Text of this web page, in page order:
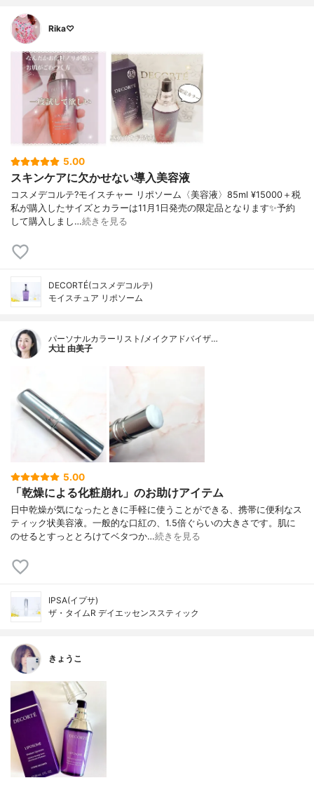
Rika♡
5.00
スキンケアに欠かせない導入美容液
コスメデコルテ?モイスチャー リポソーム〈美容液〉85ml ¥15000＋税
私が購入したサイズとカラーは11月1日発売の限定品となります✨予約
して購入しまし…続きを見る
DECORTÉ(コスメデコルテ)
モイスチュア リポソーム
パーソナルカラーリスト/メイクアドバイザ…
大辻 由美子
5.00
「乾燥による化粧崩れ」のお助けアイテム
日中乾燥が気になったときに手軽に使うことができる、携帯に便利なス
ティック状美容液。一般的な口紅の、1.5倍ぐらいの大きさです。肌に
のせるとすっととろけてベタつか…続きを見る
IPSA(イプサ)
ザ・タイムR デイエッセンススティック
きょうこ